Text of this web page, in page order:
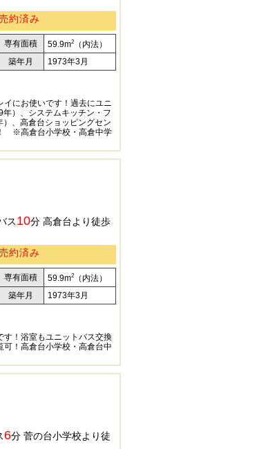
約済み
専有面積 59.9m2
（内法）
築年月 1973年3月
にお使いです！過去にユニ
）、システムキッチン・フ
、高倉台ショッピングセン
※高倉台小学校・高倉中学
ス10分 高倉台より徒歩
約済み
専有面積 59.9m2
（内法）
築年月 1973年3月
す！浴室もユニットバス交換
！高倉台小学校・高倉台中
6分 菅の台小学校より徒